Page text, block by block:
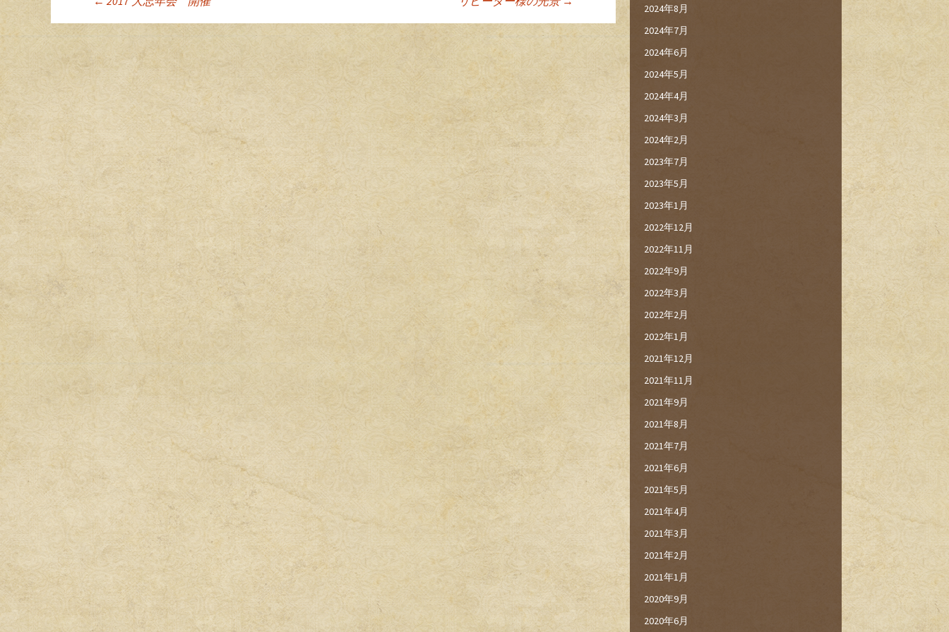
投稿ナビゲーション
2024年8月
2024年7月
2024年6月
2024年5月
2024年4月
2024年3月
2024年2月
2023年7月
2023年5月
2023年1月
2022年12月
2022年11月
2022年9月
2022年3月
2022年2月
2022年1月
2021年12月
2021年11月
2021年9月
2021年8月
2021年7月
2021年6月
2021年5月
2021年4月
2021年3月
2021年2月
2021年1月
2020年9月
2020年6月